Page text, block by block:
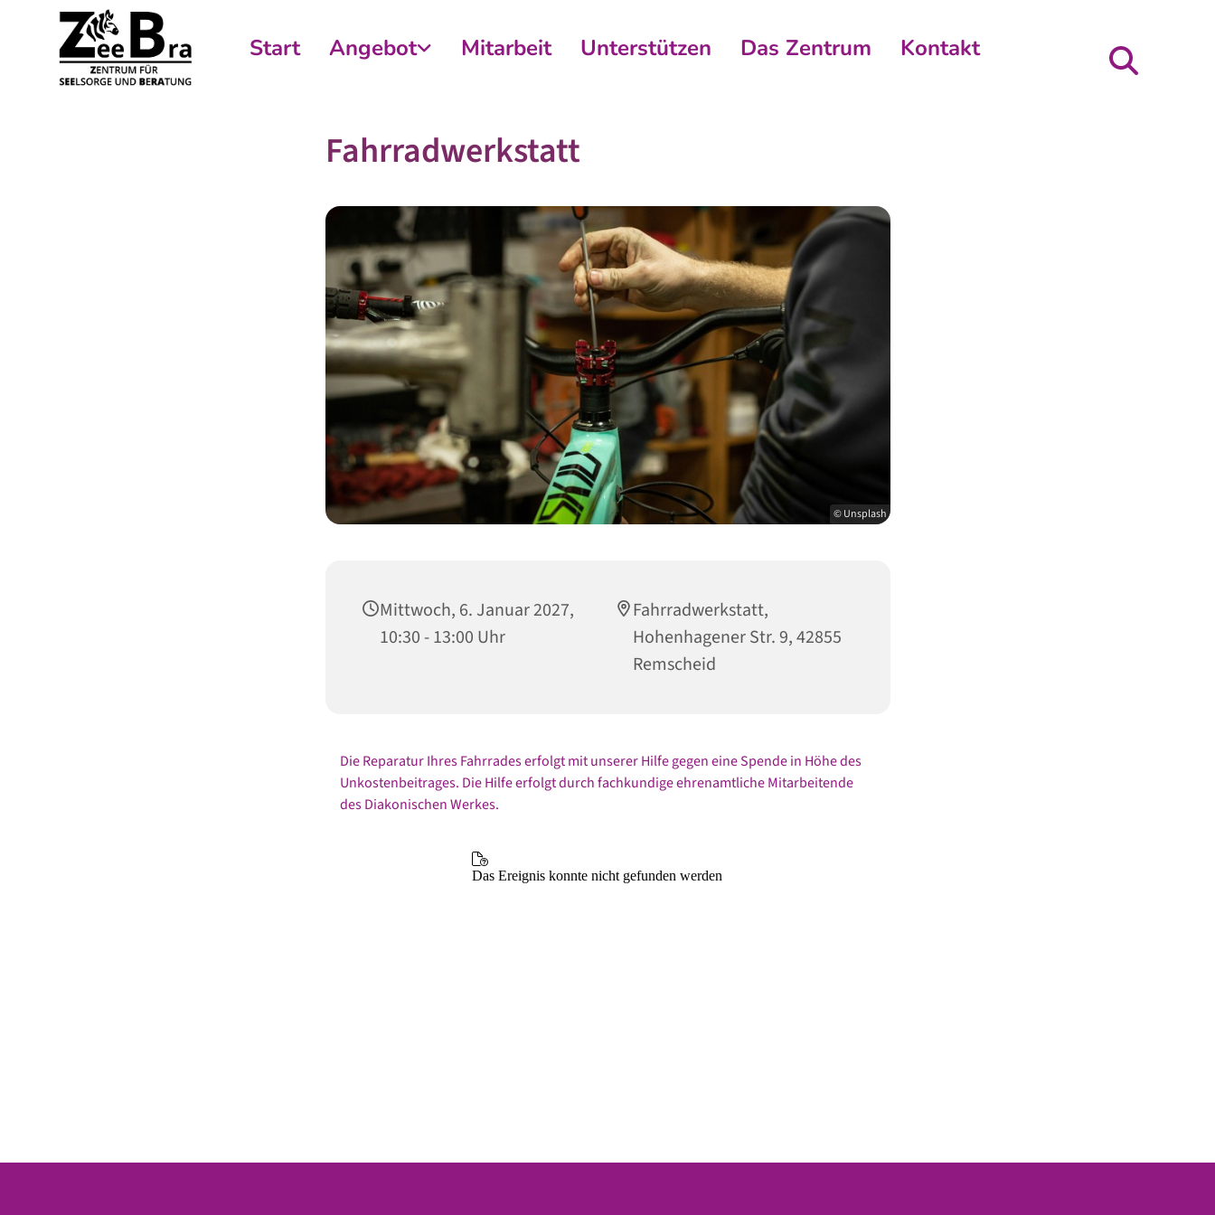
Start Angebot Mitarbeit Unterstützen Das Zentrum Kontakt
Fahrradwerkstatt
© Unsplash
Mittwoch, 6. Januar 2027,
10:30 - 13:00 Uhr
Fahrradwerkstatt,
Hohenhagener Str. 9, 42855
Remscheid
Die Reparatur Ihres Fahrrades erfolgt mit unserer Hilfe gegen eine Spende in Höhe des
Unkostenbeitrages. Die Hilfe erfolgt durch fachkundige ehrenamtliche Mitarbeitende
des Diakonischen Werkes.